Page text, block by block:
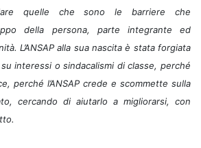
quelle che sono le barriere che
della persona, parte integrante ed
L’ANSAP alla sua nascita è stata forgiata
interessi o sindacalismi di classe, perché
perché l’ANSAP crede e scommette sulla
cercando di aiutarlo a migliorarsi, con